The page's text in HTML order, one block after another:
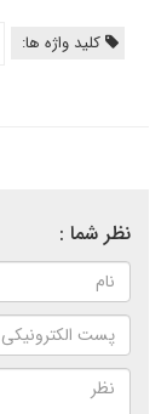
کلید واژه ها:
نظر شما :